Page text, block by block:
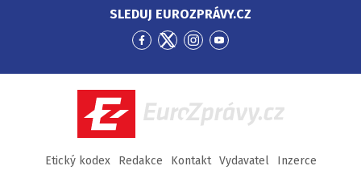
SLEDUJ EUROZPRÁVY.CZ
Přejít
Facebook
Přejít
Twitter
Přejít
Instagram
Přejít
YouTube
EuroZprávy.cz
Etický kodex Redakce Kontakt Vydavatel
Inzerce